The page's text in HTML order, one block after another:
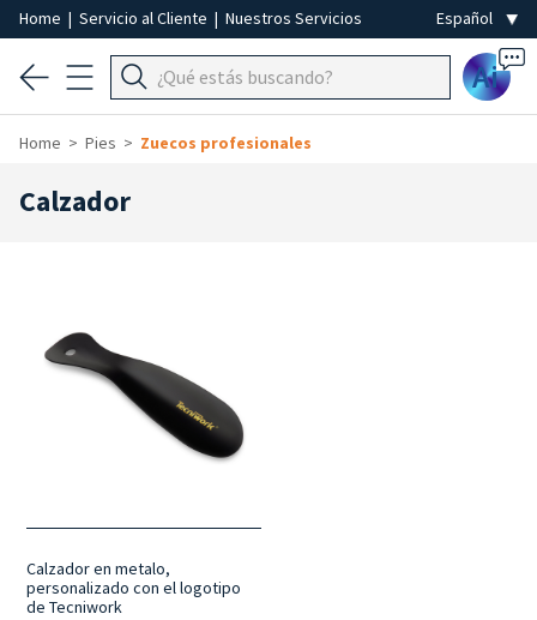
Home | Servicio al Cliente | Nuestros Servicios
Ai
Home Pies Zuecos profesionales
Calzador
Calzador en metalo,
personalizado con el logotipo
de Tecniwork